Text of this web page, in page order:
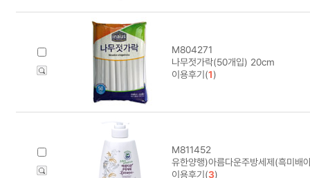
M804271
나무젓가락(50개입) 20cm
이용후기(1)
M811452
유한양행)아름다운주방세제(흑미
이용후기(3)